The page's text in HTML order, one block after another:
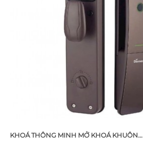
KHOÁ THÔNG MINH MỞ KHOÁ KHUÔN...